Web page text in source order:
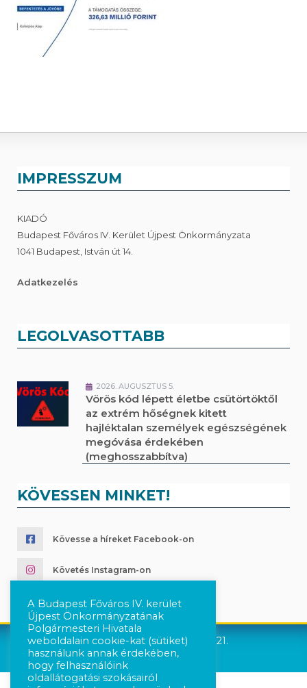
IMPRESSZUM
KIADÓ
Budapest Főváros IV. Kerület Újpest Önkormányzata
1041 Budapest, István út 14.
Adatkezelés
LEGOLVASOTTABB
2026. AUGUSZTUS 5.
Vörös kód lépett életbe csütörtöktől
az extrém hőségnek kitett
hajléktalan személyek egészségének
megóvása érdekében
(meghosszabbítva)
KÖVESSEN MINKET!
Kövesse a híreket Facebook-on
Követés Instagram-on
Újpest Önkormányzata © 2021.
A Budapest Főváros IV. kerület
Újpest Önkormányzatának
Polgármesteri Hivatala
weboldalain cookie-kat (sütiket)
használunk annak érdekében,
hogy felhasználóink
oldallátogatási szokásairól